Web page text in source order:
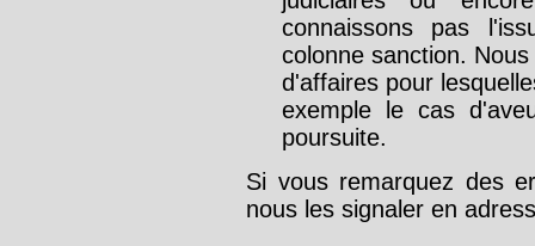
connaissons pas
colonne sanction.
d'affaires pour
exemple le cas
poursuite.
Si vous remarquez des
nous les signaler en